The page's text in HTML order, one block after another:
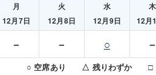
月
12月7日
火
12月8日
水
12月9日
木
12月
－ － ○
○ 空席あり △ 残りわずか □